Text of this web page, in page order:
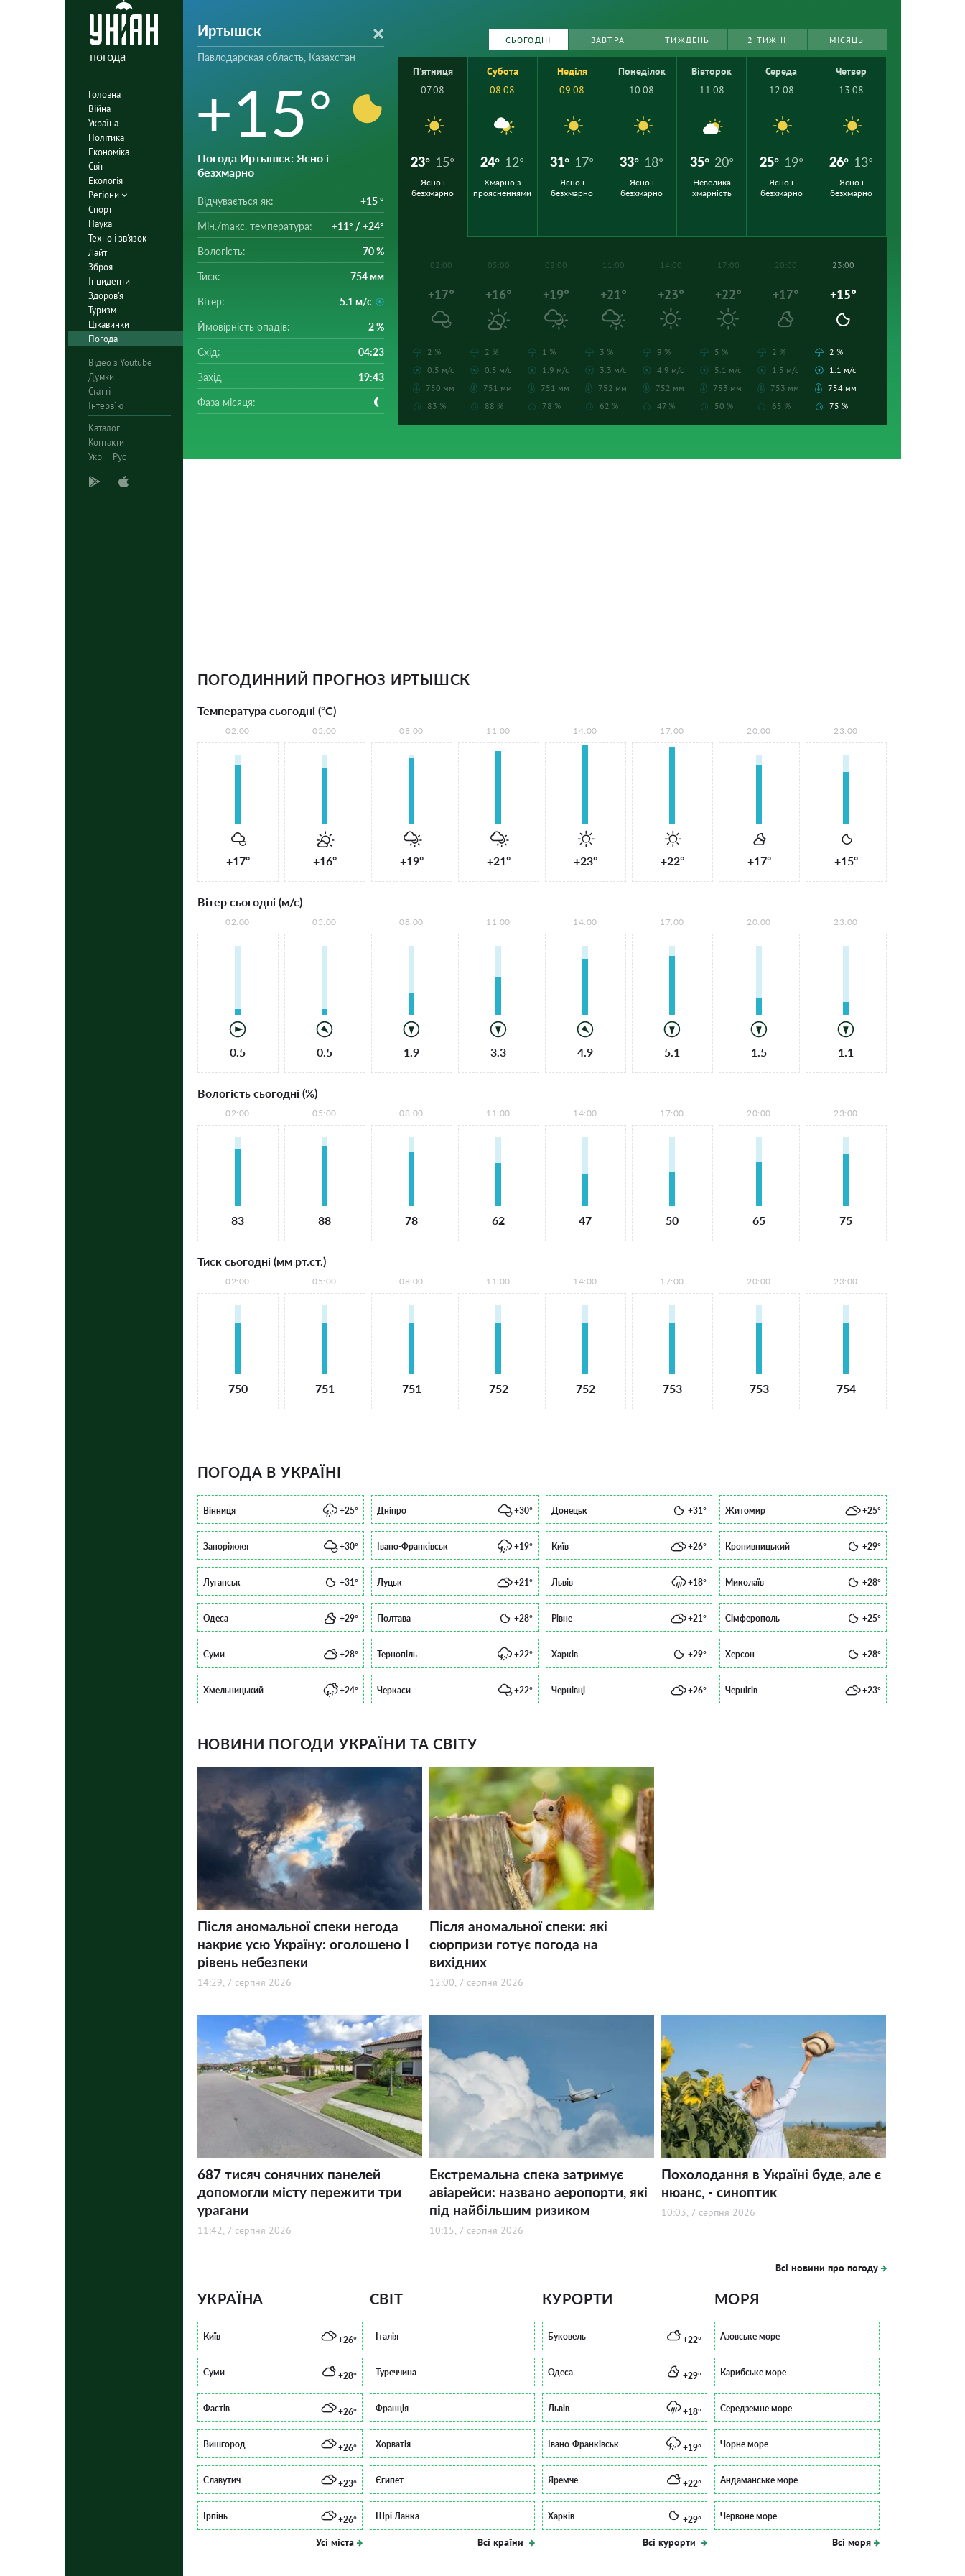
погода
Головна
Війна
Україна
Політика
Економіка
Світ
Екологія
Регіони
Спорт
Наука
Техно і зв'язок
Лайт
Зброя
Інциденти
Здоров'я
Туризм
Цікавинки
Погода
Відео з Youtube
Думки
Статті
Інтерв`ю
Каталог
Контакти
Укр
Рус
Иртышск
Павлодарская область, Казахстан
+15°
Погода Иртышск: Ясно і
безхмарно
Відчувається як: +15 °
Мін./mакс. температура: +11° / +24°
Вологість: 70 %
Тиск: 754 мм
Вітер: 5.1 м/с
Ймовірність опадів: 2 %
Схід: 04:23
Захід 19:43
Фаза місяця:
СЬОГОДНІ ЗАВТРА ТИЖДЕНЬ 2 ТИЖНІ МІСЯЦЬ
П'ятниця
07.08
23° 15°
Ясно і
безхмарно
Субота
08.08
24° 12°
Хмарно з
проясненнями
Неділя
09.08
31° 17°
Ясно і
безхмарно
Понеділок
10.08
33° 18°
Ясно і
безхмарно
Вівторок
11.08
35° 20°
Невелика
хмарність
Середа
12.08
25° 19°
Ясно і
безхмарно
Четвер
13.08
26° 13°
Ясно і
безхмарно
02:00
+17°
2 %
0.5 м/с
750 мм
83 %
05:00
+16°
2 %
0.5 м/с
751 мм
88 %
08:00
+19°
1 %
1.9 м/с
751 мм
78 %
11:00
+21°
3 %
3.3 м/с
752 мм
62 %
14:00
+23°
9 %
4.9 м/с
752 мм
47 %
17:00
+22°
5 %
5.1 м/с
753 мм
50 %
20:00
+17°
2 %
1.5 м/с
753 мм
65 %
23:00
+15°
2 %
1.1 м/с
754 мм
75 %
ПОГОДИННИЙ ПРОГНОЗ ИРТЫШСК
Температура сьогодні (°С)
02:00
+17°
05:00
+16°
08:00
+19°
11:00
+21°
14:00
+23°
17:00
+22°
20:00
+17°
23:00
+15°
Вітер сьогодні (м/с)
02:00
0.5
05:00
0.5
08:00
1.9
11:00
3.3
14:00
4.9
17:00
5.1
20:00
1.5
23:00
1.1
Вологість сьогодні (%)
02:00
83
05:00
88
08:00
78
11:00
62
14:00
47
17:00
50
20:00
65
23:00
75
Тиск сьогодні (мм рт.ст.)
02:00
750
05:00
751
08:00
751
11:00
752
14:00
752
17:00
753
20:00
753
23:00
754
ПОГОДА В УКРАЇНІ
Вінниця +25° Дніпро +30° Донецьк +31° Житомир +25°
Запоріжжя +30° Івано-Франківськ +19° Київ +26° Кропивницький +29°
Луганськ +31° Луцьк +21° Львів +18° Миколаїв +28°
Одеса +29° Полтава +28° Рівне +21° Сімферополь +25°
Суми +28° Тернопіль +22° Харків +29° Херсон +28°
Хмельницький +24° Черкаси +22° Чернівці +26° Чернігів +23°
НОВИНИ ПОГОДИ УКРАЇНИ ТА СВІТУ
Після аномальної спеки негода
накриє усю Україну: оголошено І
рівень небезпеки
14:29, 7 серпня 2026
Після аномальної спеки: які
сюрпризи готує погода на
вихідних
12:00, 7 серпня 2026
687 тисяч сонячних панелей
допомогли місту пережити три
урагани
11:42, 7 серпня 2026
Екстремальна спека затримує
авіарейси: названо аеропорти, які
під найбільшим ризиком
10:15, 7 серпня 2026
Похолодання в Україні буде, але є
нюанс, - синоптик
10:03, 7 серпня 2026
Всі новини про погоду
УКРАЇНА
Київ +26°
Суми +28°
Фастів +26°
Вишгород +26°
Славутич +23°
Ірпінь +26°
Усі міста
СВІТ
Італія
Туреччина
Франція
Хорватія
Єгипет
Шрі Ланка
Всі країни
КУРОРТИ
Буковель +22°
Одеса +29°
Львів +18°
Івано-Франківськ +19°
Яремче +22°
Харків +29°
Всі курорти
МОРЯ
Азовське море
Карибське море
Середземне море
Чорне море
Андаманське море
Червоне море
Всі моря